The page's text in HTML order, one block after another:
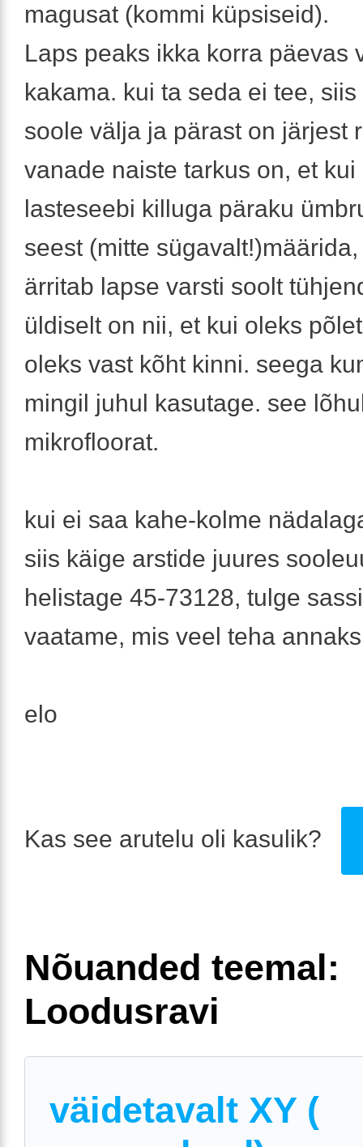
magusat (kommi küpsiseid).
Laps peaks ikka korra päevas
kakama. kui ta seda ei tee,
soole välja ja pärast on järjest
vanade naiste tarkus on, et kui
lasteseebi killuga päraku
seest (mitte
ärritab lapse varsti soolt
üldiselt on nii, et kui oleks
oleks vast kõht kinni. seega
mingil juhul kasutage. see
mikrofloorat.
kui ei saa kahe-kolme
siis käige arstide juures
helistage 45-73128, tulge
vaatame, mis veel teha
elo
Kas see arutelu oli kasulik?
Nõuanded teemal:
Loodusravi
väidetavalt XY (